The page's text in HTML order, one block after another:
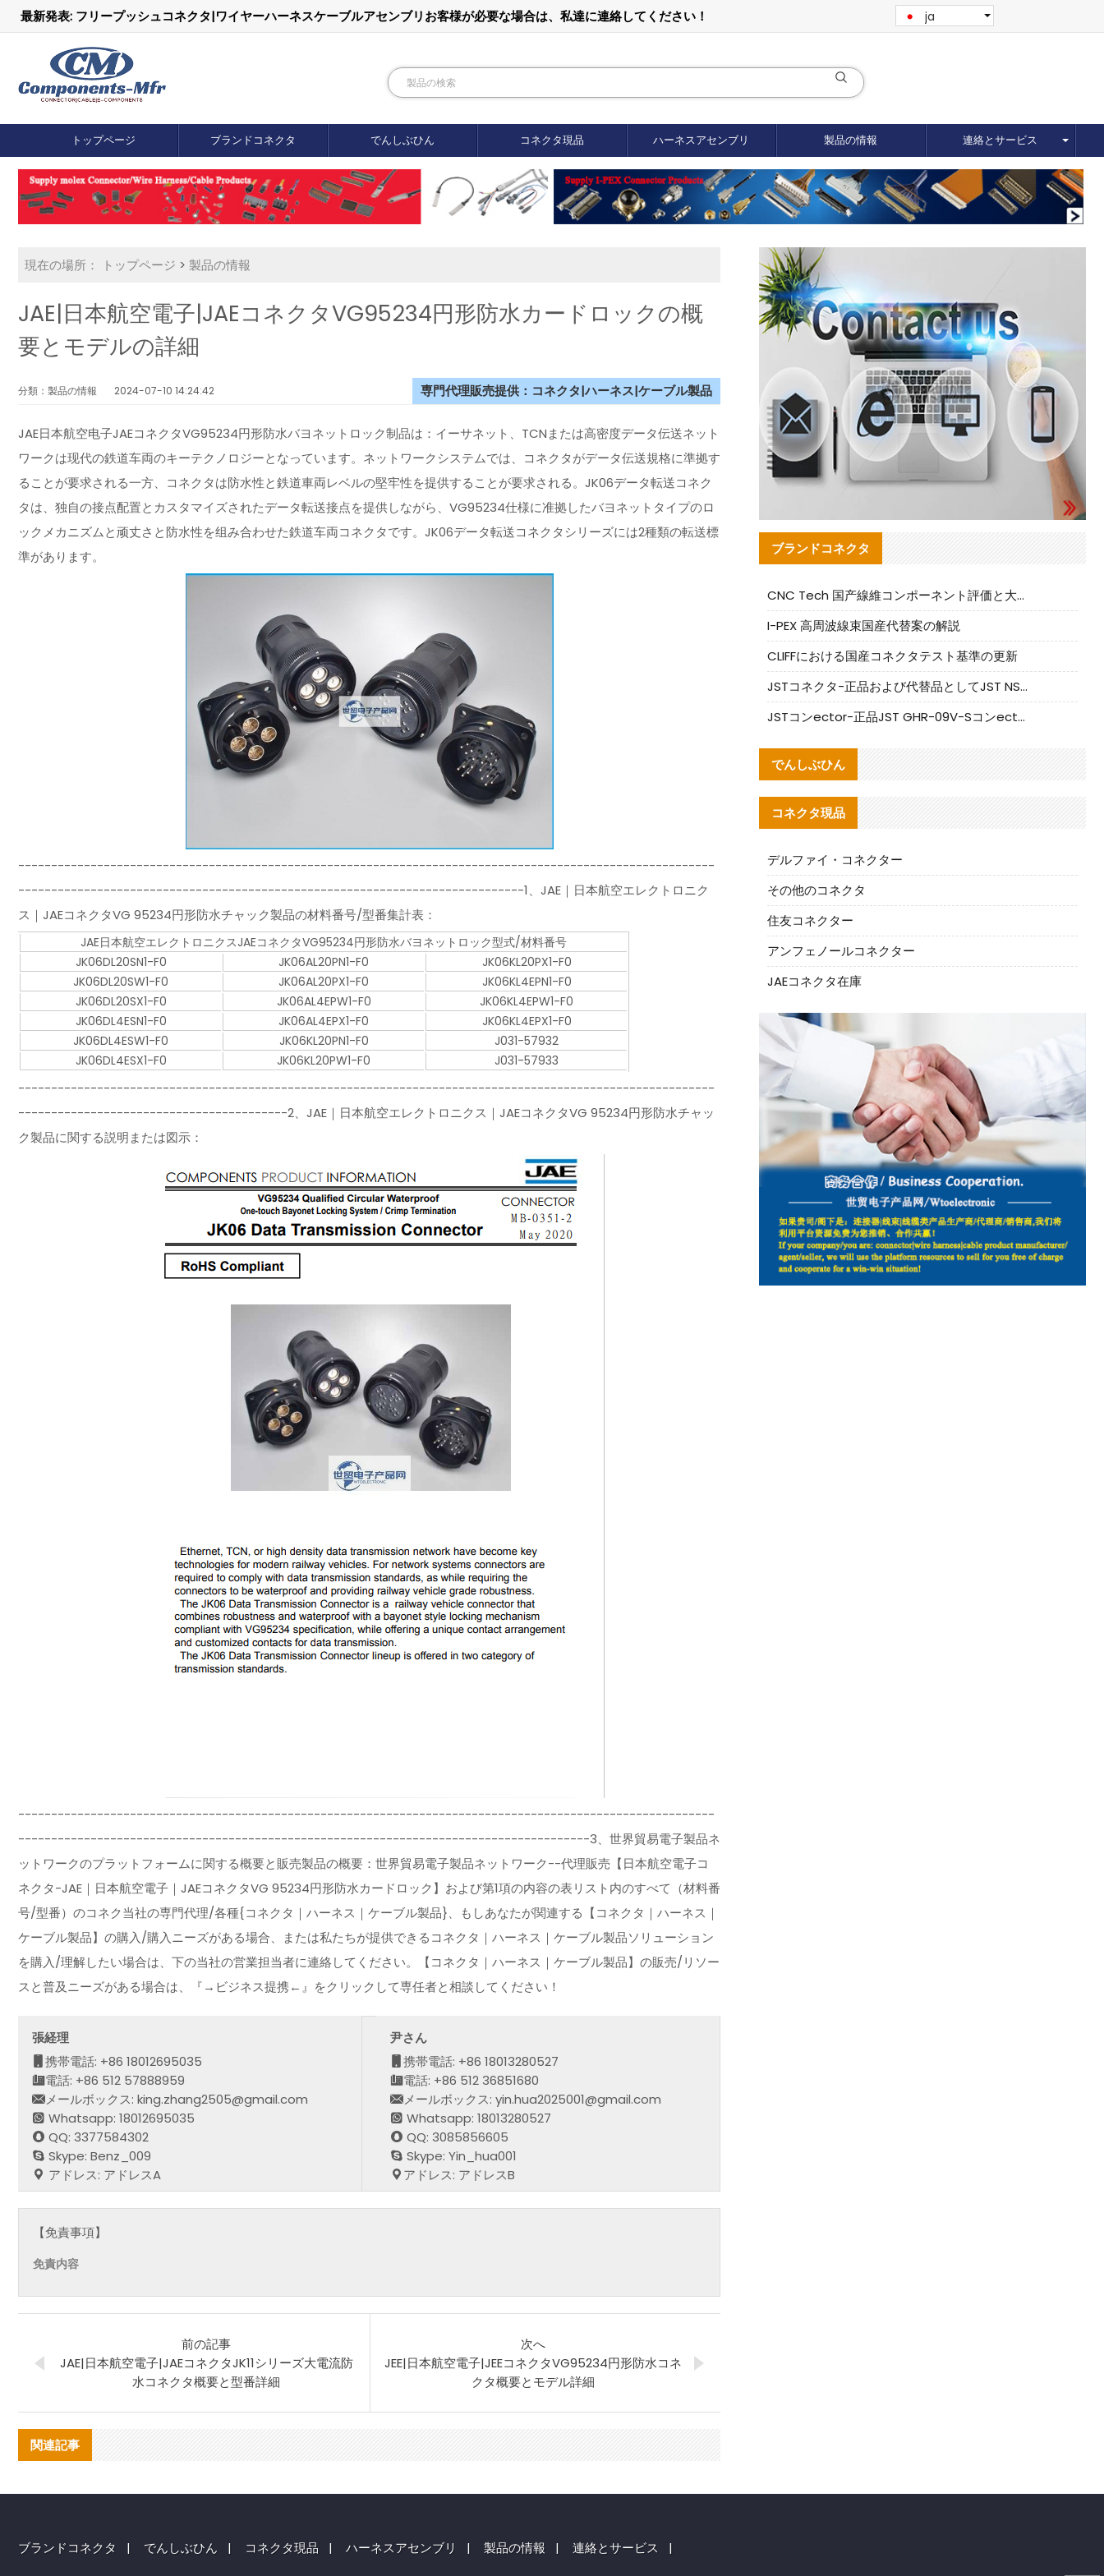
最新発表: フリープッシュコネクタ|ワイヤーハーネスケーブルアセンブリお客様が必要な場合は、私達に連絡してください！ ja
トップページ ブランドコネクタ でんしぶひん コネクタ現品 ハーネスアセンブリ 製品の情報 連絡とサービス
現在の場所： トップページ > 製品の情報
JAE|日本航空電子|JAEコネクタVG95234円形防水カードロックの概
要とモデルの詳細
分類：製品の情報 2024-07-10 14:24:42 専門代理販売提供：コネクタ|ハーネス|ケーブル製品
JAE日本航空电子JAEコネクタVG95234円形防水バヨネットロック制品は：イーサネット、TCNまたは高密度データ伝送ネット
ワークは现代の鉄道车両のキーテクノロジーとなっています。ネットワークシステムでは、コネクタがデータ伝送規格に準拠す
ることが要求される一方、コネクタは防水性と鉄道車両レベルの堅牢性を提供することが要求される。JK06データ転送コネク
タは、独自の接点配置とカスタマイズされたデータ転送接点を提供しながら、VG95234仕様に准拠したバヨネットタイプのロ
ックメカニズムと顽丈さと防水性を组み合わせた鉄道车両コネクタです。JK06データ転送コネクタシリーズには2種類の転送標
準があります。
----------------------------------------------------------------------------------------------------------
-----------------------------------------------------------------------------1、JAE｜日本航空エレクトロニク
ス｜JAEコネクタVG 95234円形防水チャック製品の材料番号/型番集計表：
JAE日本航空エレクトロニクスJAEコネクタVG95234円形防水バヨネットロック型式/材料番号
JK06DL20SN1-F0
JK06AL20PN1-F0
JK06KL20PX1-F0
JK06DL20SW1-F0
JK06AL20PX1-F0
JK06KL4EPN1-F0
JK06DL20SX1-F0
JK06AL4EPW1-F0
JK06KL4EPW1-F0
JK06DL4ESN1-F0
JK06AL4EPX1-F0
JK06KL4EPX1-F0
JK06DL4ESW1-F0
JK06KL20PN1-F0
J031-57932
JK06DL4ESX1-F0
JK06KL20PW1-F0 J031-57933
----------------------------------------------------------------------------------------------------------
-----------------------------------------2、JAE｜日本航空エレクトロニクス｜JAEコネクタVG 95234円形防水チャッ
ク製品に関する説明または図示：
----------------------------------------------------------------------------------------------------------
---------------------------------------------------------------------------------------3、世界貿易電子製品ネ
ットワークのプラットフォームに関する概要と販売製品の概要：世界貿易電子製品ネットワーク--代理販売【日本航空電子コ
ネクタ-JAE｜日本航空電子｜JAEコネクタVG 95234円形防水カードロック】および第1項の内容の表リスト内のすべて（材料番
号/型番）のコネク当社の専門代理/各種{コネクタ｜ハーネス｜ケーブル製品}、もしあなたが関連する【コネクタ｜ハーネス｜
ケーブル製品】の購入/購入ニーズがある場合、または私たちが提供できるコネクタ｜ハーネス｜ケーブル製品ソリューション
を購入/理解したい場合は、下の当社の営業担当者に連絡してください。【コネクタ｜ハーネス｜ケーブル製品】の販売/リソー
スと普及ニーズがある場合は、『→ビジネス提携←』をクリックして専任者と相談してください！
張経理
携帯電話: +86 18012695035
電話: +86 512 57888959
メールボックス: king.zhang2505@gmail.com
Whatsapp: 18012695035
QQ: 3377584302
Skype: Benz_009
アドレス: アドレスA
尹さん
携帯電話: +86 18013280527
電話: +86 512 36851680
メールボックス: yin.hua2025001@gmail.com
Whatsapp: 18013280527
QQ: 3085856605
Skype: Yin_hua001
アドレス: アドレスB
【免責事項】
免責内容
前の記事
JAE|日本航空電子|JAEコネクタJK11シリーズ大電流防
水コネクタ概要と型番詳細
次へ
JEE|日本航空電子|JEEコネクタVG95234円形防水コネ
クタ概要とモデル詳細
関連記事
ブランドコネクタ
CNC Tech 国产線維コンポーネント評価と大量生産適合ガイド
I-PEX 高周波線束国産代替案の解説
CLIFFにおける国産コネクタテスト基準の更新
JSTコネクタ-正品および代替品としてJST NSHR-02V-Sコネクタを提供します
JSTコンector-正品JST GHR-09V-Sコンector|代替品提供
でんしぶひん
コネクタ現品
デルファイ・コネクター
その他のコネクタ
住友コネクター
アンフェノールコネクター
JAEコネクタ在庫
ブランドコネクタ | でんしぶひん | コネクタ現品 | ハーネスアセンブリ | 製品の情報 | 連絡とサービス |